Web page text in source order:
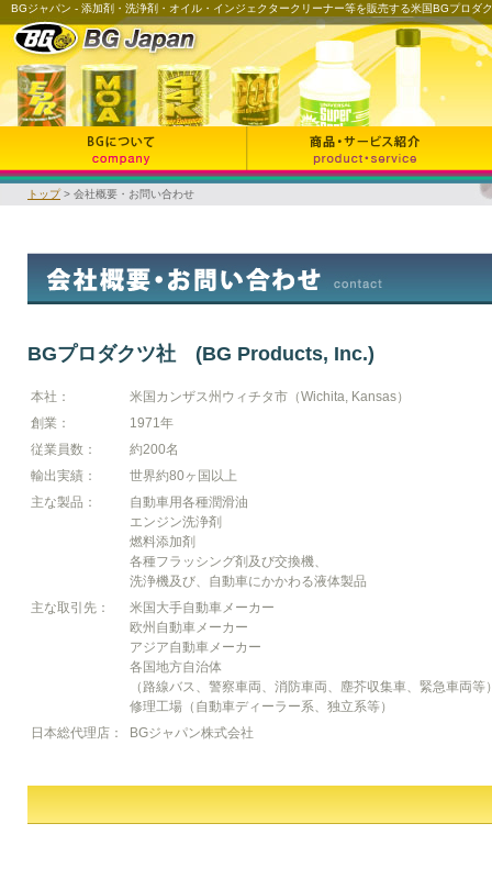
BGジャパン - 添加剤・洗浄剤・オイル・インジェクタークリーナー等を販売する米国BGプロダ
トップ> 会社概要・お問い合わせ
BGプロダクツ社 (BG Products, Inc.)
本社：
米国カンザス州ウィチタ市（Wichita, Kansas）
創業：
1971年
従業員数：
約200名
輸出実績：
世界約80ヶ国以上
主な製品：
自動車用各種潤滑油
エンジン洗浄剤
燃料添加剤
各種フラッシング剤及び交換機、
洗浄機及び、自動車にかかわる液体製品
主な取引先：
米国大手自動車メーカー
欧州自動車メーカー
アジア自動車メーカー
各国地方自治体
（路線バス、警察車両、消防車両、塵芥収集車、緊急車両等
修理工場（自動車ディーラー系、独立系等）
日本総代理店：
BGジャパン株式会社